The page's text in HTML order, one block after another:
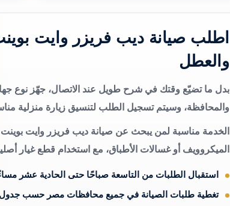
اطلب صيانة ديب فريزر وايت
والعطل
بدل ما تضيّع وقتك في شرح طويل عند الاتصال، جهّز نوع
والمحافظة، وسيتم تسجيل الطلب لتنسيق زيارة منزلية
الخدمة مناسبة لمن يبحث عن صيانة ديب فريزر وايت بوينت
الميكروويف أو غسالات الأطباق، مع استخدام قطع غيار
استقبال الطلبات من التاسعة صباحًا حتى الحادية عشر
تغطية طلبات الصيانة في جميع محافظات مصر حسب جدول